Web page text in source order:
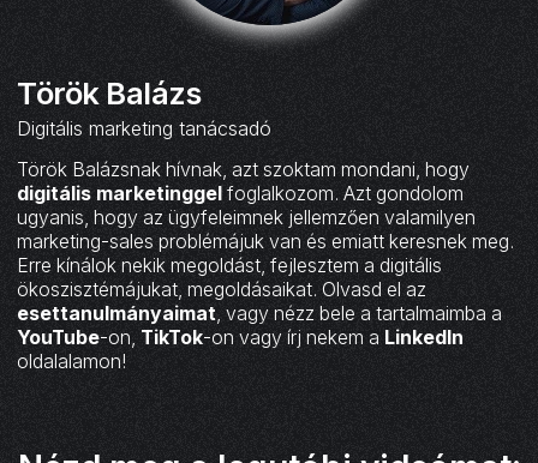
Török Balázs
Digitális marketing tanácsadó
Török Balázsnak hívnak, azt szoktam mondani, hogy
digitális marketinggel foglalkozom. Azt gondolom
ugyanis, hogy az ügyfeleimnek jellemzően valamilyen
marketing-sales problémájuk van és emiatt keresnek meg.
Erre kínálok nekik megoldást, fejlesztem a digitális
ökoszisztémájukat, megoldásaikat. Olvasd el az
esettanulmányaimat, vagy nézz bele a tartalmaimba a
YouTube-on, TikTok-on vagy írj nekem a LinkedIn
oldalalamon!